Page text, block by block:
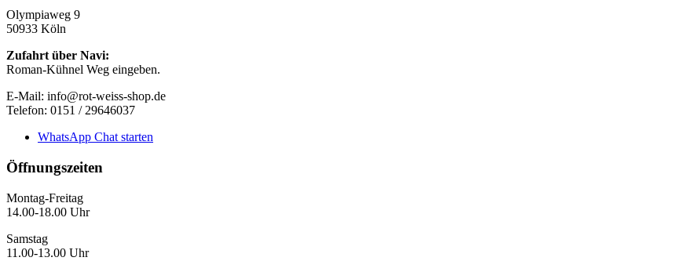
Olympiaweg 9
50933 Köln
Zufahrt über Navi:
Roman-Kühnel Weg eingeben.
E-Mail: info@rot-weiss-shop.de
Telefon: 0151 / 29646037
WhatsApp Chat starten
Öffnungszeiten
Montag-Freitag
14.00-18.00 Uhr
Samstag
11.00-13.00 Uhr